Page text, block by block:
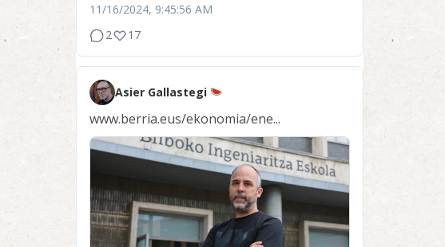
11/16/2024, 9:45:56 AM
2
17
Asier Gallastegi
www.berria.eus/ekonomia/ene...